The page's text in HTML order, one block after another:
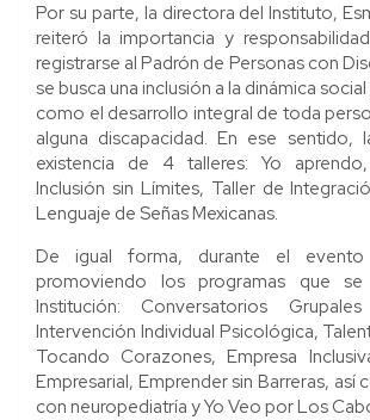
Por su parte, la directora del Instituto,
reiteró la importancia y
registrarse al Padrón de Personas con
se busca una inclusión a la dinámica
como el desarrollo integral de toda
alguna discapacidad. En ese sentido,
existencia de 4 talleres: Yo
Inclusión sin Límites, Taller de
Lenguaje de Señas Mexicanas.
De igual forma, durante el evento
promoviendo los programas que
Institución: Conversatorios
Intervención Individual Psicológica,
Tocando Corazones, Empresa
Empresarial, Emprender sin Barreras, así
con neuropediatría y Yo Veo por Los